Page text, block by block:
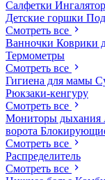
Салфетки
Детские горшки
Смотреть все
Ванночки Коврики
Термометры
Смотреть все
Гигиена для мамы
Рюкзаки-кенгуру
Смотреть все
Мониторы дыхания
ворота
Смотреть все
Распределитель
Смотреть все